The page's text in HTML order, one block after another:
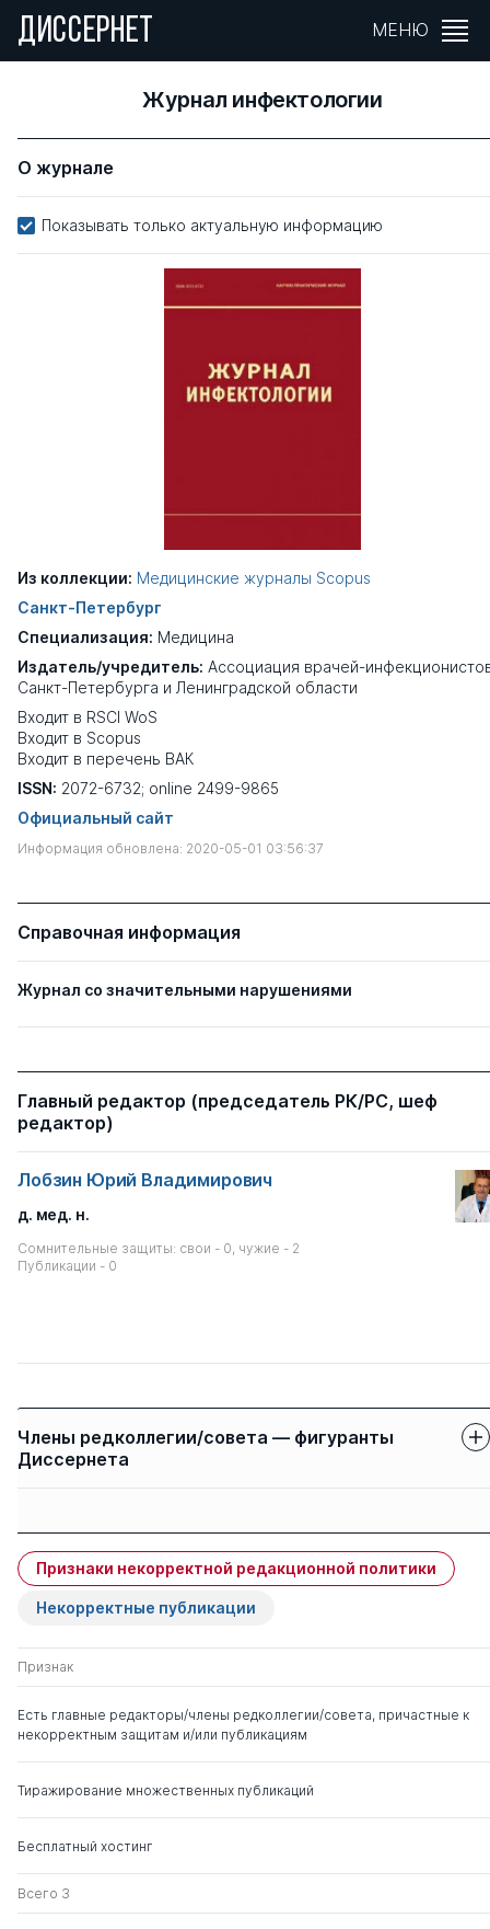
ДИССЕРНЕТ МЕНЮ
Журнал инфектологии
О журнале
Показывать только актуальную информацию
Из коллекции: Медицинские журналы Scopus
Санкт-Петербург
Специализация: Медицина
Издатель/учредитель: Ассоциация врачей-
Санкт-Петербурга и Ленинградской области
Входит в RSCI WoS
Входит в Scopus
Входит в перечень ВАК
ISSN: 2072-6732; online 2499-9865
Официальный сайт
Информация обновлена: 2020-05-01 03:56:37
Справочная информация
Журнал со значительными нарушениями
Главный редактор (председатель РК/РС, шеф
редактор)
Лобзин Юрий Владимирович
д. мед. н.
Сомнительные защиты: свои - 0, чужие - 2
Публикации - 0
Члены редколлегии/совета — фигуранты
Диссернета
Онищенко Геннадий
Григорьевич
д. мед. н. 0 1
Признаки некорректной редакционной политики
Некорректные публикации
Признак
Есть главные редакторы/члены редколлегии/совета, причастные к
некорректным защитам и/или публикациям
Тиражирование множественных публикаций
Бесплатный хостинг
Всего 3